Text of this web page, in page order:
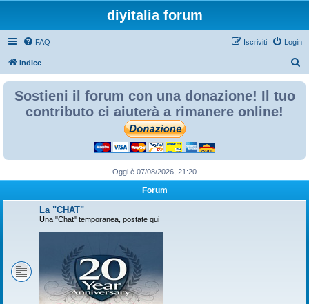
diyitalia forum
FAQ Login
Iscriviti
Indice
Sostieni il forum con una donazione! Il tuo
contributo ci aiuterà a rimanere online!
Oggi è 07/08/2026, 21:20
Forum
La "CHAT"
Una "Chat" temporanea, postate qui